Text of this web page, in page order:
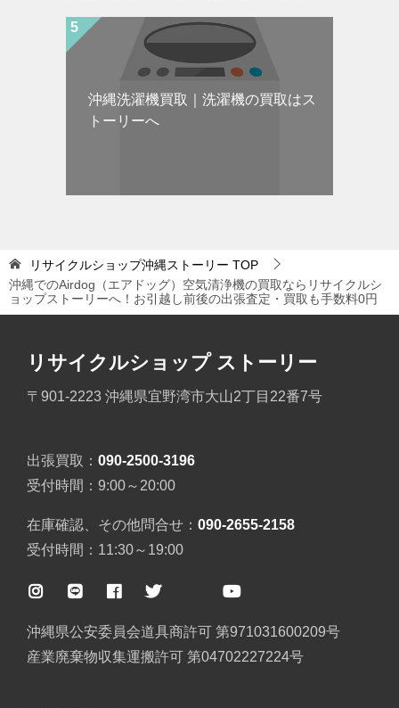
沖縄洗濯機買取｜洗濯機の買取はス
トーリーへ
リサイクルショップ沖縄ストーリー TOP
沖縄でのAirdog（エアドッグ）空気清浄機の買取ならリサイクルシ
ョップストーリーへ！お引越し前後の出張査定・買取も手数料0円
リサイクルショップ ストーリー
〒901-2223 沖縄県宜野湾市大山2丁目22番7号
出張買取： 090-2500-3196
受付時間：9:00～20:00
在庫確認、その他問合せ： 090-2655-2158
受付時間：11:30～19:00
沖縄県公安委員会道具商許可 第971031600209号
産業廃棄物収集運搬許可 第04702227224号